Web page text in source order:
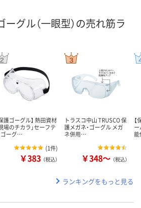
ーグル（一眼型）の売れ筋ラ
護ゴーグル】 熱田資材
場のチカラ」セーフテ
ゴーグ…
(1件)
￥383 （税込）
トラスコ中山 TRUSCO 保
護メガネ・ゴーグル メガ
ネ併用…
￥348～ （税込）
ランキングをもっと見る